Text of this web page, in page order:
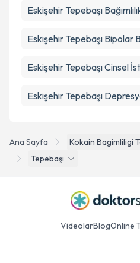
Ana Sayfa Kokain Bagimliligi
Tepebaşı
Eskişehir Tepebaşı
Eskişehir Tepebaşı Bipolar
Eskişehir Tepebaşı Cinsel
Eskişehir Tepebaşı
VideolarBlogOnline